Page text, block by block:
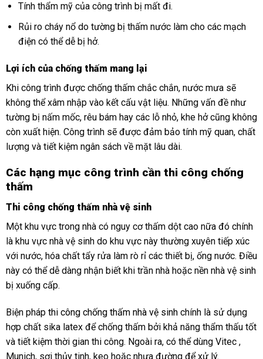
Tính thẩm mỹ của công trình bị mất đi.
Rủi ro cháy nổ do tường bị thấm nước làm cho các mạch
điện có thể dễ bị hở.
Lợi ích của chống thấm mang lại
Khi công trình được chống thấm chắc chắn, nước mưa sẽ
không thể xâm nhập vào kết cấu vật liệu. Những vấn đề như
tường bị nấm mốc, rêu bám hay các lỗ nhỏ, khe hở cũng không
còn xuất hiện. Công trình sẽ được đảm bảo tính mỹ quan, chất
lượng và tiết kiệm ngân sách về mặt lâu dài.
Các hạng mục công trình cần thi công chống
thấm
Thi công chống thấm nhà vệ sinh
Một khu vực trong nhà có nguy cơ thấm dột cao nữa đó chính
là khu vực nhà vệ sinh do khu vực này thường xuyên tiếp xúc
với nước, hóa chất tẩy rửa làm rò rỉ các thiết bị, ống nước. Điều
này có thể dễ dàng nhận biết khi trần nhà hoặc nền nhà vệ sinh
bị xuống cấp.
Biện pháp thi công chống thấm nhà vệ sinhchính là sử dụng
hợp chất sika latex để chống thấm bởi khả năng thẩm thấu tốt
và tiết kiệm thời gian thi công. Ngoài ra, có thể dùng Vitec ,
Munich, sợi thủy tinh, keo hoặc nhựa đường để xử lý.